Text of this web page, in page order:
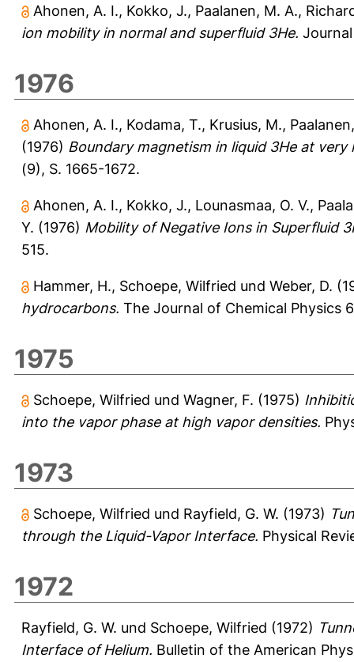
Ahonen, A. I., Kokko, J., Paalanen, M. A.,
ion mobility in normal and superfluid 3He.
1976
Ahonen, A. I., Kodama, T., Krusius, M.,
(1976) Boundary magnetism in liquid 3He at
(9), S. 1665-1672.
Ahonen, A. I., Kokko, J., Lounasmaa, O. V.,
Y. (1976) Mobility of Negative Ions in Superfluid
515.
Hammer, H., Schoepe, Wilfried und Weber, D.
hydrocarbons. The Journal of Chemical Physics
1975
Schoepe, Wilfried und Wagner, F. (1975)
into the vapor phase at high vapor densities.
1973
Schoepe, Wilfried und Rayfield, G. W. (1973)
through the Liquid-Vapor Interface. Physical
1972
Rayfield, G. W. und Schoepe, Wilfried (1972)
Interface of Helium. Bulletin of the American